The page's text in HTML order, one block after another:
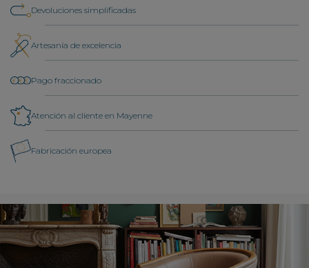
Devoluciones simplificadas
Artesanía de excelencia
Pago fraccionado
Atención al cliente en Mayenne
Fabricación europea